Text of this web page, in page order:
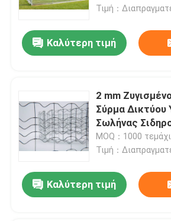
Τιμή：
Καλύτερη τιμή
2 mm
Σύρμα
Σωλήνας
Επιχρίωση
MOQ：1000
Τιμή：
Καλύτερη τιμή